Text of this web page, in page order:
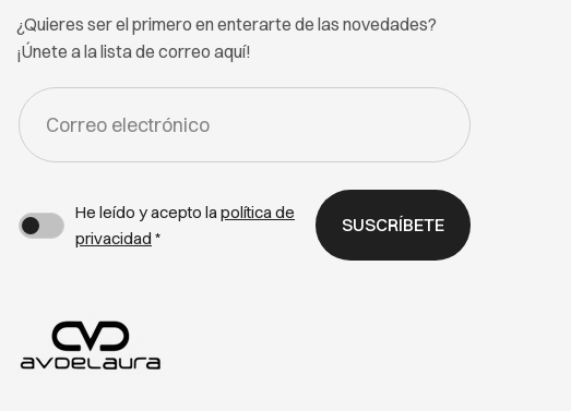
¿Quieres ser el primero en enterarte de las novedades?
¡Únete a la lista de correo aquí!
FORM
-
NEWSLETTER
He leído y acepto la política de
privacidad *
SUSCRÍBETE